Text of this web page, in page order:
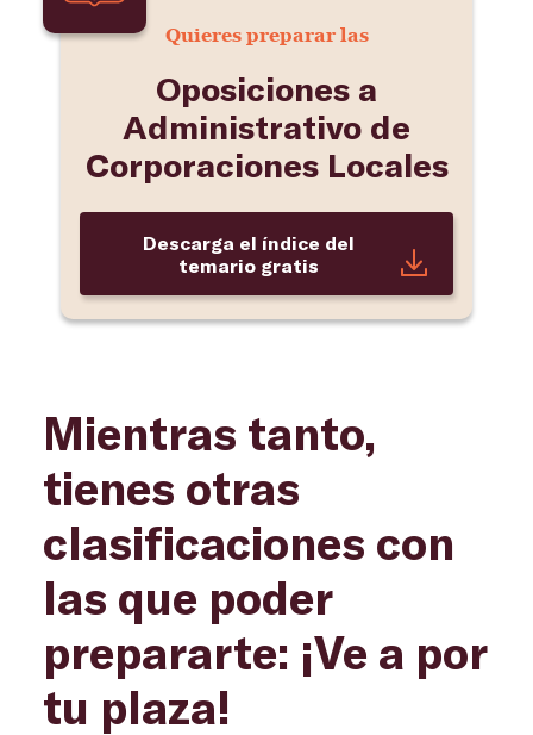
Quieres preparar las
Oposiciones a
Administrativo de
Corporaciones Locales
Descarga el índice del
temario gratis
Mientras tanto,
tienes otras
clasificaciones con
las que poder
prepararte: ¡Ve a por
tu plaza!